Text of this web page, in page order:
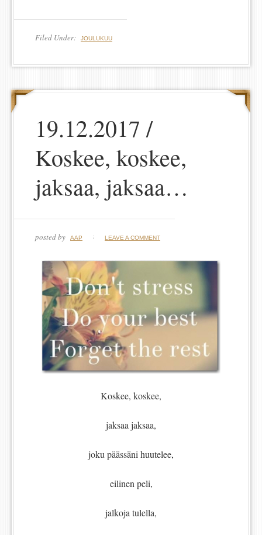
Filed Under: JOULUKUU
19.12.2017 /
Koskee, koskee,
jaksaa, jaksaa…
posted by AAP LEAVE A COMMENT
Koskee, koskee,
jaksaa jaksaa,
joku päässäni huutelee,
eilinen peli,
jalkoja tulella,